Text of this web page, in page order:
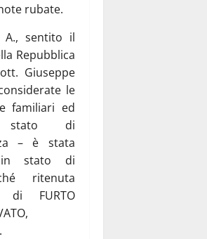
rubate.
A., sentito il
Repubblica
Giuseppe
le
familiari ed
di
– è stata
in stato di
ritenuta
di FURTO